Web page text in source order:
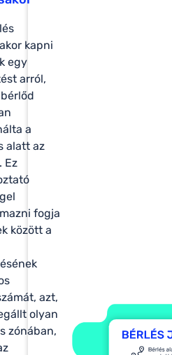
kapni
egy
arról,
a
alatt az
Ez
fogja
között a
azt,
olyan
zónában,